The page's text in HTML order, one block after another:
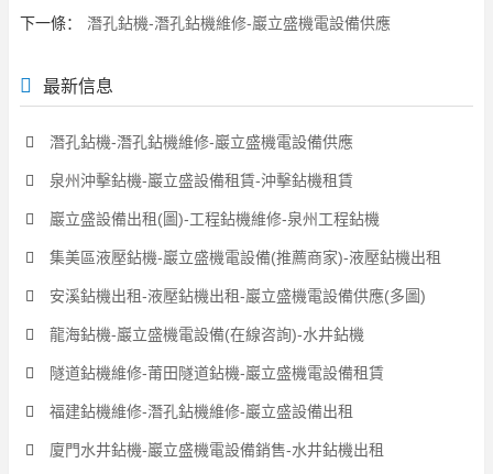
下一條：
潛孔鉆機-潛孔鉆機維修-巖立盛機電設備供應
最新信息
潛孔鉆機-潛孔鉆機維修-巖立盛機電設備供應
泉州沖擊鉆機-巖立盛設備租賃-沖擊鉆機租賃
巖立盛設備出租(圖)-工程鉆機維修-泉州工程鉆機
集美區液壓鉆機-巖立盛機電設備(推薦商家)-液壓鉆機出租
安溪鉆機出租-液壓鉆機出租-巖立盛機電設備供應(多圖)
龍海鉆機-巖立盛機電設備(在線咨詢)-水井鉆機
隧道鉆機維修-莆田隧道鉆機-巖立盛機電設備租賃
福建鉆機維修-潛孔鉆機維修-巖立盛設備出租
廈門水井鉆機-巖立盛機電設備銷售-水井鉆機出租